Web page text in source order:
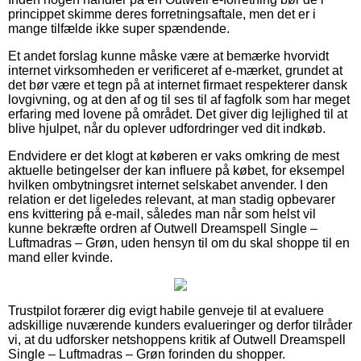
princippet skimme deres forretningsaftale, men det er i
mange tilfælde ikke super spændende.
Et andet forslag kunne måske være at bemærke hvorvidt
internet virksomheden er verificeret af e-mærket, grundet at
det bør være et tegn på at internet firmaet respekterer dansk
lovgivning, og at den af og til ses til af fagfolk som har meget
erfaring med lovene på området. Det giver dig lejlighed til at
blive hjulpet, når du oplever udfordringer ved dit indkøb.
Endvidere er det klogt at køberen er vaks omkring de mest
aktuelle betingelser der kan influere på købet, for eksempel
hvilken ombytningsret internet selskabet anvender. I den
relation er det ligeledes relevant, at man stadig opbevarer
ens kvittering på e-mail, således man når som helst vil
kunne bekræfte ordren af Outwell Dreamspell Single –
Luftmadras – Grøn, uden hensyn til om du skal shoppe til en
mand eller kvinde.
Trustpilot forærer dig evigt habile genveje til at evaluere
adskillige nuværende kunders evalueringer og derfor tilråder
vi, at du udforsker netshoppens kritik af Outwell Dreamspell
Single – Luftmadras – Grøn forinden du shopper.